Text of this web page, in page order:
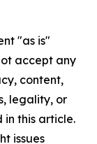
"as is"
accept any
content,
legality, or
this article.
issues